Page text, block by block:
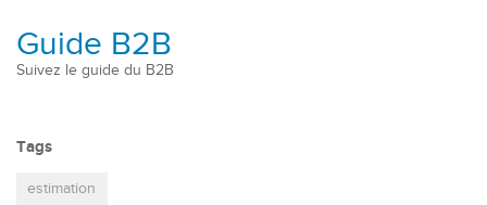
Guide B2B
Suivez le guide du B2B
Tags
estimation